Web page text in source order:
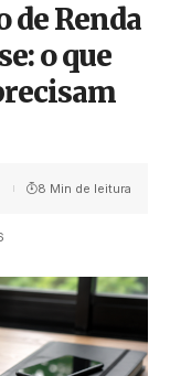
de Renda
o que
8 Min de leitura